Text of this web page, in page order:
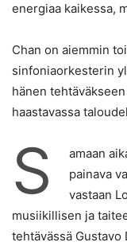
energiaa kaikessa,
Chan on aiemmin
sinfoniaorkesterin
hänen
haastavassa
S
amaan
painava
vastaan
musiikillisen ja
tehtävässä